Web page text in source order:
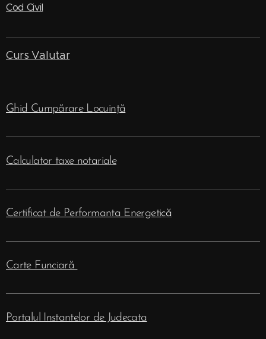
Cod Civil
Curs Valutar
Ghid Cumpărare Locuință
Calculator taxe notariale
Certificat de Performanta Energetică
Carte Funciară
Portalul Instantelor de Judecata